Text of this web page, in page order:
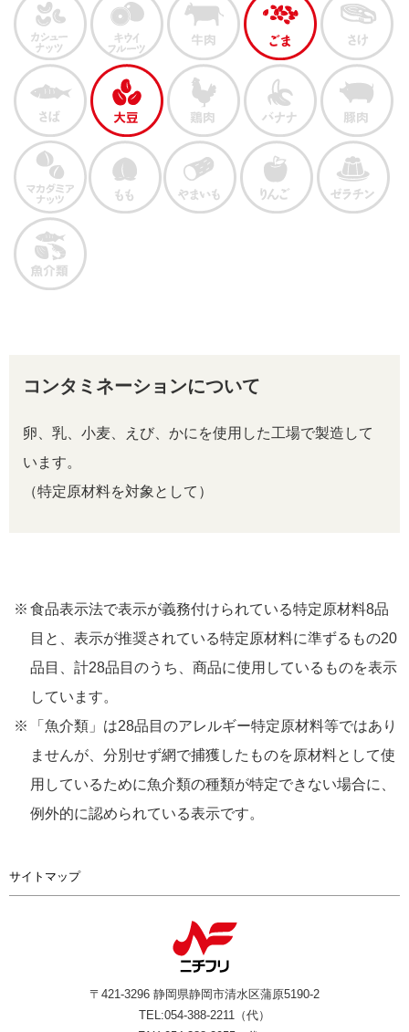
コンタミネーションについて
卵、乳、小麦、えび、かにを使用した工場で製造して
います。
（特定原材料を対象として）
食品表示法で表示が義務付けられている特定原材料8品
目と、表示が推奨されている特定原材料に準ずるもの20
品目、計28品目のうち、商品に使用しているものを表示
しています。
「魚介類」は28品目のアレルギー特定原材料等ではあり
ませんが、分別せず網で捕獲したものを原材料として使
用しているために魚介類の種類が特定できない場合に、
例外的に認められている表示です。
サイトマップ
〒421-3296 静岡県静岡市清水区蒲原5190-2
TEL:054-388-2211（代）